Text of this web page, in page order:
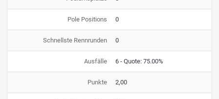
Pole Positions 0
Schnellste Rennrunden 0
Ausfälle 6 - Quote: 75.00%
Punkte 2,00